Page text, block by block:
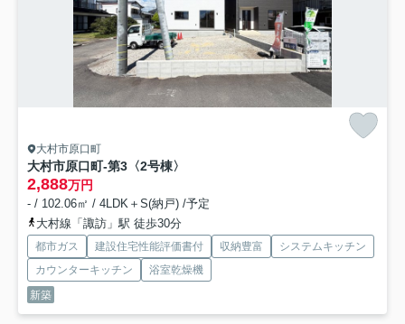
大村市原口町
大村市原口町-第3 〈2号棟〉
2,888万円
- / 102.06㎡ / 4LDK＋S(納戸) /予定
大村線「諏訪」駅 徒歩30分
都市ガス 建設住宅性能評価書付 収納豊富
システムキッチン
カウンターキッチン
浴室乾燥機
新築